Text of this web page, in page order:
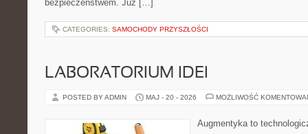
bezpieczeństwem. Już […]
CATEGORIES: SAMOCHODY PRZYSZŁOŚCI
LABORATORIUM IDEI
POSTED BY ADMIN MAJ - 20 - 2026 MOŻLIWOŚĆ
Augmentyka to